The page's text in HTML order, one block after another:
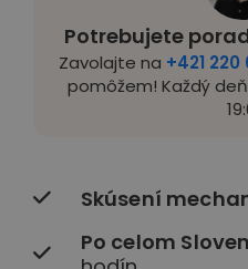
Potrebujete
Zavolajte na +421 220
pomôžem! Každý
Skúsení
Po celom